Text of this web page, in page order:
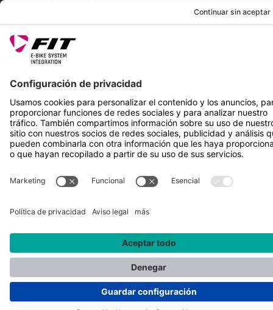
*Precio de venta recomendado incl. IVA más gastos de envío
Rotax Bike Technology AG © 2025